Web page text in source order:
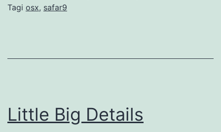
Tagi osx, safar9
Little Big Details